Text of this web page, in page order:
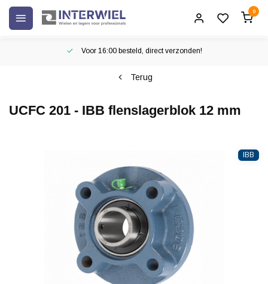
0
Voor 16:00 besteld, direct verzonden!
Terug
UCFC 201 - IBB flenslagerblok 12 mm
IBB